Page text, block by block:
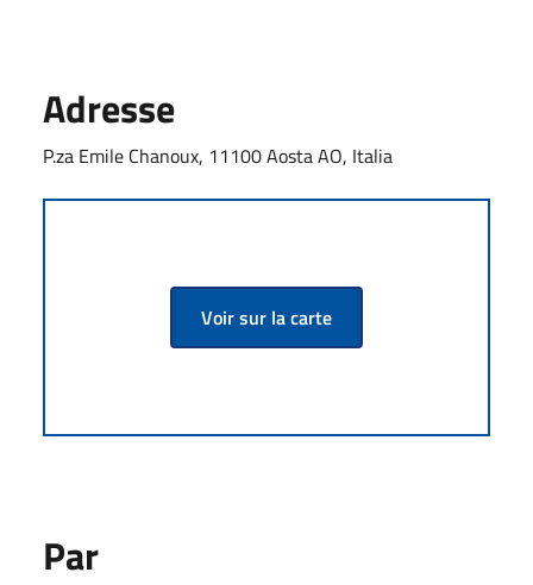
Adresse
P.za Emile Chanoux, 11100 Aosta AO, Italia
Voir sur la carte
Par